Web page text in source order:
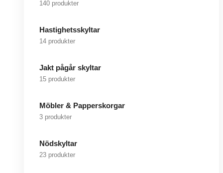
140 produkter
Hastighetsskyltar
14 produkter
Jakt pågår skyltar
15 produkter
Möbler & Papperskorgar
3 produkter
Nödskyltar
23 produkter